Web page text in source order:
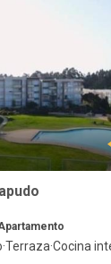
·Terraza·Cocina